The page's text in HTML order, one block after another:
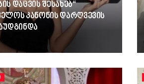
დაცვის შესახებ“
კანონის დარღვევის